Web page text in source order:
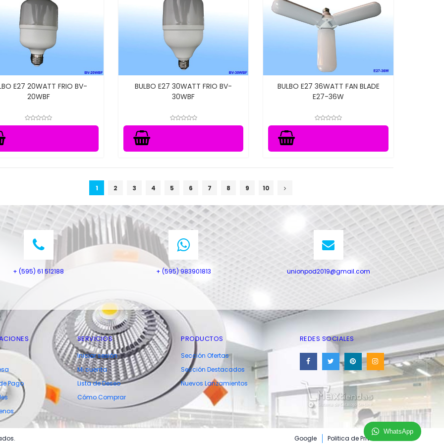
E27 20WATT FRIO BV-
20WBF
BULBO E27 30WATT FRIO BV-
30WBF
BULBO E27 36WATT FAN BLADE
E27-36W
1 2 3 4 5 6 7 8 9 10
+ (595) 61 512188 + (595) 983901813 unionpod2019@gmail.com
Pago
SERVICIOS
Iniciar sesión
Mi cuenta
Lista de Deseo
Cómo Comprar
PRODUCTOS
Sección Ofertas
Sección Destacados
Nuevos Lanzamientos
REDES SOCIALES
Google Politica de Privacidad
WhatsApp